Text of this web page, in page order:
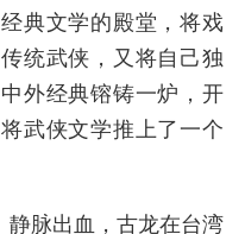
典文学的殿堂，将戏
统武侠，又将自己独
外经典镕铸一炉，开
武侠文学推上了一个
静脉出血，古龙在台湾